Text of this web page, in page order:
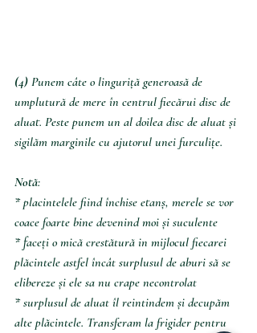
(4) Punem câte o linguriță generoasă de
umplutură de mere în centrul fiecărui disc de
aluat. Peste punem un al doilea disc de aluat și
sigilăm marginile cu ajutorul unei furculițe.
Notă:
* placintelele fiind închise etanș, merele se vor
coace foarte bine devenind moi și suculente
* faceți o mică crestătură in mijlocul fiecarei
plăcintele astfel încât surplusul de aburi să se
elibereze și ele sa nu crape necontrolat
* surplusul de aluat îl reintindem și decupăm
alte plăcintele. Transferam la frigider pentru